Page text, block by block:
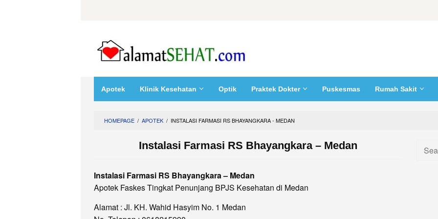
Apotek Klinik Kesehatan Optik Praktek Dokter Puskesmas Rumah Sakit
HOMEPAGE / APOTEK / INSTALASI FARMASI RS BHAYANGKARA - MEDAN
Instalasi Farmasi RS Bhayangkara – Medan
Instalasi Farmasi RS Bhayangkara – Medan
Apotek Faskes Tingkat Penunjang BPJS Kesehatan di Medan
Alamat : Jl. KH. Wahid Hasyim No. 1 Medan